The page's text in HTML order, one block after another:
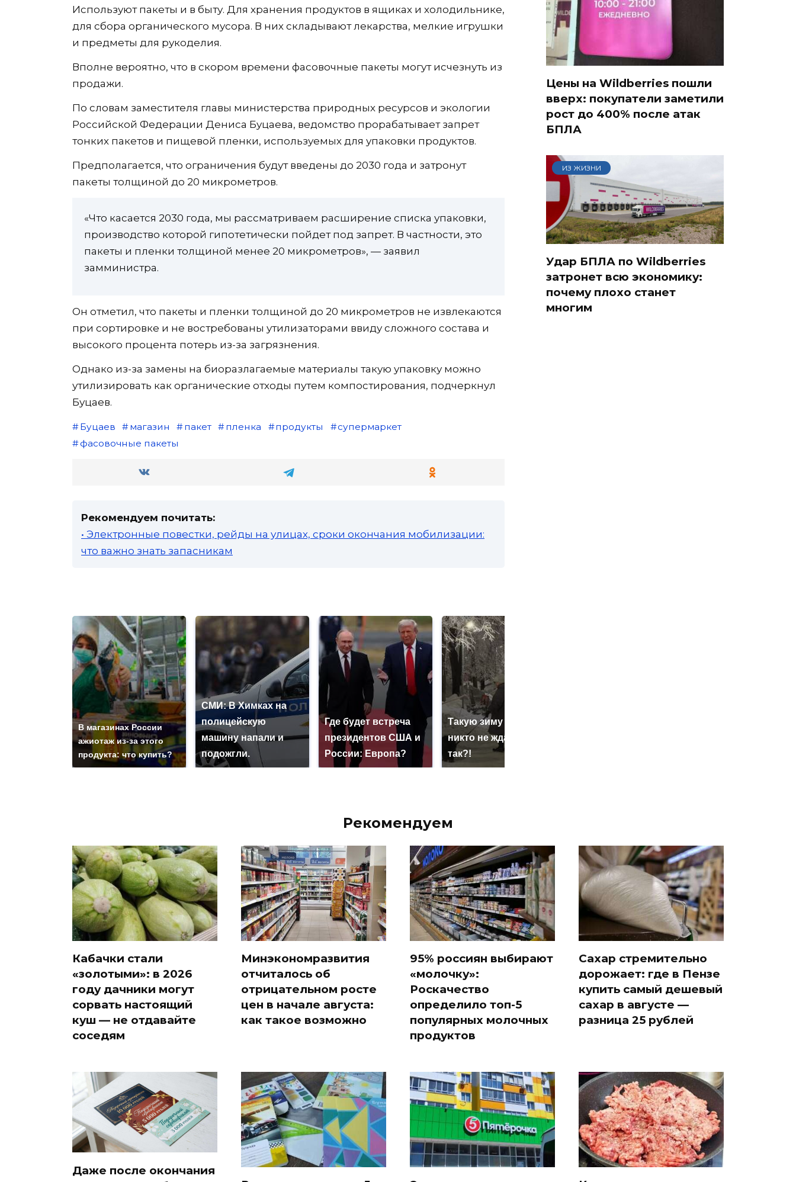
Используют пакеты и в быту. Для хранения продуктов в ящиках и холодильнике,
для сбора органического мусора. В них складывают лекарства, мелкие игрушки
и предметы для рукоделия.
Вполне вероятно, что в скором времени фасовочные пакеты могут исчезнуть из
продажи.
По словам заместителя главы министерства природных ресурсов и экологии
Российской Федерации Дениса Буцаева, ведомство прорабатывает запрет
тонких пакетов и пищевой пленки, используемых для упаковки продуктов.
Предполагается, что ограничения будут введены до 2030 года и затронут
пакеты толщиной до 20 микрометров.
«Что касается 2030 года, мы рассматриваем расширение списка упаковки,
производство которой гипотетически пойдет под запрет. В частности, это
пакеты и пленки толщиной менее 20 микрометров», — заявил
замминистра.
Он отметил, что пакеты и пленки толщиной до 20 микрометров не извлекаются
при сортировке и не востребованы утилизаторами ввиду сложного состава и
высокого процента потерь из-за загрязнения.
Однако из-за замены на биоразлагаемые материалы такую упаковку можно
утилизировать как органические отходы путем компостирования, подчеркнул
Буцаев.
Буцаев магазин пакет пленка продукты
супермаркет
фасовочные пакеты
Рекомендуем почитать:
• Электронные повестки, рейды на улицах, сроки окончания мобилизации:
что важно знать запасникам
В магазинах России
ажиотаж из-за этого
продукта: что купить?
СМИ: В Химках на
полицейскую
машину напали и
подожгли.
Где будет встреча
президентов США и
России: Европа?
Такую зиму в России
никто не ждал: как
так?!
Цены на Wildberries пошли
вверх: покупатели заметили
рост до 400% после атак
БПЛА
ИЗ ЖИЗНИ
Удар БПЛА по Wildberries
затронет всю экономику:
почему плохо станет
многим
Рекомендуем
Кабачки стали
«золотыми»: в 2026
году дачники могут
сорвать настоящий
куш — не отдавайте
соседям
Минэкономразвития
отчиталось об
отрицательном росте
цен в начале августа:
как такое возможно
95% россиян выбирают
«молочку»:
Роскачество
определило топ-5
популярных молочных
продуктов
Сахар стремительно
дорожает: где в Пензе
купить самый дешевый
сахар в августе —
разница 25 рублей
Даже после окончания